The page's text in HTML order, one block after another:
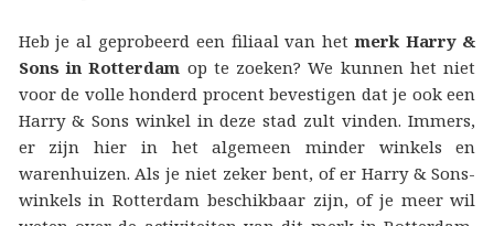
Heb je al geprobeerd een filiaal van hetmerk Harry &
Sons in Rotterdam op te zoeken? We kunnen het niet
voor de volle honderd procent bevestigen dat je ook een
Harry & Sons winkel in deze stad zult vinden. Immers,
er zijn hier in het algemeen minder winkels en
warenhuizen. Als je niet zeker bent, of er Harry & Sons-
winkels in Rotterdam beschikbaar zijn, of je meer wil